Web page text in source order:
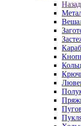
Назад